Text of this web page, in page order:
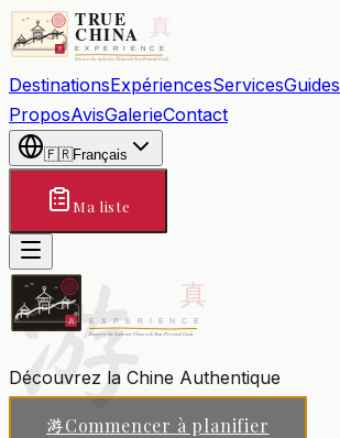
DestinationsExpériencesServicesGuides
ProposAvisGalerieContact
🇫🇷Français
Ma liste
游
Découvrez la Chine Authentique
游Commencer à planifier